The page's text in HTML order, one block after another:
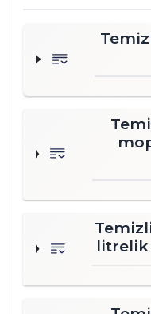
litrelik